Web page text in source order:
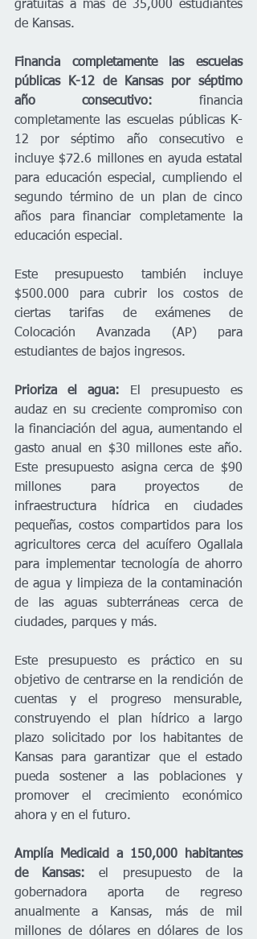
gratuitas a más de 35,000 estudiantes
de Kansas.
Financia completamente las escuelas
públicas K-12 de Kansas por séptimo
año consecutivo: financia
completamente las escuelas públicas K-
12 por séptimo año consecutivo e
incluye $72.6 millones en ayuda estatal
para educación especial, cumpliendo el
segundo término de un plan de cinco
años para financiar completamente la
educación especial.
Este presupuesto también incluye
$500.000 para cubrir los costos de
ciertas tarifas de exámenes de
Colocación Avanzada (AP) para
estudiantes de bajos ingresos.
Prioriza el agua: El presupuesto es
audaz en su creciente compromiso con
la financiación del agua, aumentando el
gasto anual en $30 millones este año.
Este presupuesto asigna cerca de $90
millones para proyectos de
infraestructura hídrica en ciudades
pequeñas, costos compartidos para los
agricultores cerca del acuífero Ogallala
para implementar tecnología de ahorro
de agua y limpieza de la contaminación
de las aguas subterráneas cerca de
ciudades, parques y más.
Este presupuesto es práctico en su
objetivo de centrarse en la rendición de
cuentas y el progreso mensurable,
construyendo el plan hídrico a largo
plazo solicitado por los habitantes de
Kansas para garantizar que el estado
pueda sostener a las poblaciones y
promover el crecimiento económico
ahora y en el futuro.
Amplía Medicaid a 150,000 habitantes
de Kansas: el presupuesto de la
gobernadora aporta de regreso
anualmente a Kansas, más de mil
millones de dólares en dólares de los